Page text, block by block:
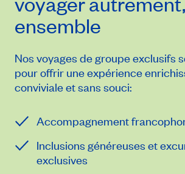
ensemble
Nos voyages de groupe exclusifs
pour offrir une expérience
conviviale et sans souci:
Accompagnement
Inclusions généreuses et
exclusives